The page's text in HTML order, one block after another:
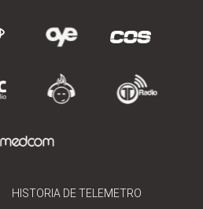
HISTORIA DE TELEMETRO